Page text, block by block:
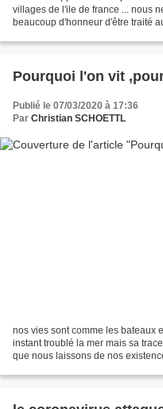
villages de l'ile de france ... nous
beaucoup d'honneur d'être traité
Pourquoi l'on vit
Publié le 07/03/2020 à 17:36
Par Christian SCHOETTL
nos vies sont comme les bateaux
instant troublé la mer mais sa
que nous laissons de nos